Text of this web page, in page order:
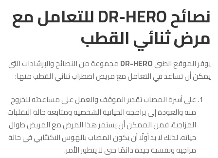
نصائح DR-HERO للتعامل مع
مرض ثنائي القطب
يوفر الموقع الطبيDR-HEROمجموعة من النصائح والإرشادات التي
يمكن أن تساعد في التعامل مع مريض اضطراب ثنائي القطب منها:
على أسرة المصاب تقدير الموقف والعمل على مساعدته للخروج
منه والعودة إلى برامجه الحياتية الشخصية ومتابعة حالة التقلبات
المزاجية، فمن الممكن أن يستمر هذا المرض مع المريض طوال
حياته، لذلك لا بد أولًا أن يكون المصاب بالهوس الاكتئابي في حالة
مزاجية ونفسية جيدة دائمًا حتى لا يتطور الأمر.